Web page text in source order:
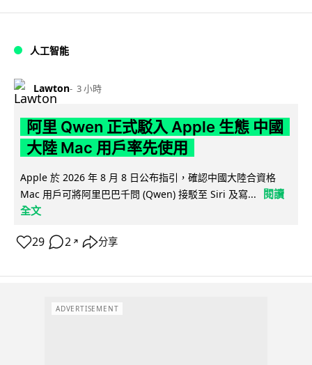
人工智能
Lawton 3 小時
阿里 Qwen 正式駁入 Apple 生態 中國
大陸 Mac 用戶率先使用
Apple 於 2026 年 8 月 8 日公布指引，確認中國大陸合資格
Mac 用戶可將阿里巴巴千問 (Qwen) 接駁至 Siri 及寫...
閱讀
全文
29 2 ↗ 分享
ADVERTISEMENT